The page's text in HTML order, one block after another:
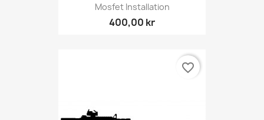
Mosfet Installation
400,00 kr
favorite_border